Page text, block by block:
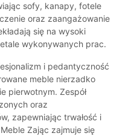
sofy, kanapy, fotele
oraz zaangażowanie
się na wysoki
wykonywanych prac.
i pedantyczność
meble nierzadko
pierwotnym. Zespół
oraz
zapewniając trwałość i
Zając zajmuje się